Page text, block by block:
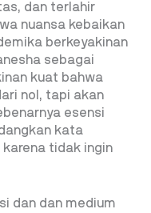
dan terlahir
nuansa kebaikan
berkeyakinan
sebagai
kuat bahwa
nol, tapi akan
esensi
kata
tidak ingin
dan dan medium